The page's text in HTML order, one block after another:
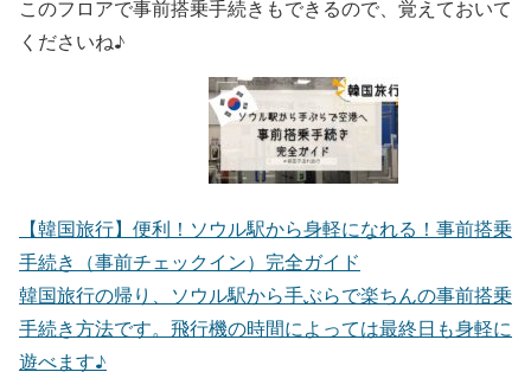
このフロアで事前搭乗手続きもできるので、覚えておいて
くださいね♪
【韓国旅行】便利！ソウル駅から身軽になれる！事前搭乗
手続き（事前チェックイン）完全ガイド
韓国旅行の帰り、ソウル駅から手ぶらで楽ちんの事前搭乗
手続き方法です。飛行機の時間によっては最終日も身軽に
遊べます♪